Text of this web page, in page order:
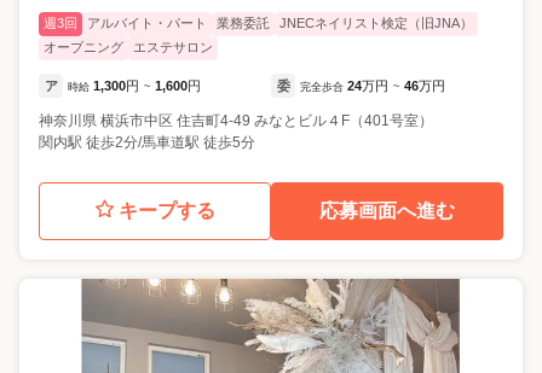
週3回 アルバイト・パート 業務委託
JNECネイリスト検定（旧JNA）
オープニング
エステサロン
ア 時給 1,300円 ~ 1,600円 委 完全歩合 24万円 ~ 46万円
神奈川県 横浜市中区 住吉町4-49 みなとビル４F（401号室）
関内駅 徒歩2分/馬車道駅 徒歩5分
キープする 応募画面へ進む